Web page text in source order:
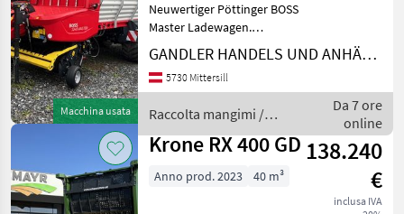
Macchina usata
Neuwertiger Pöttinger BOSS
Master Ladewagen.
Ersteinsatz 2025,
hydraulische Knickdeichsel,
Kotflügel, Bereifung 520/50-
Nachlauf Tasträder, Silie
GANDLER HANDELS UND ANHÄNGER GmbH
5730 Mittersill
Raccolta mangimi /
Pöttinger
Da 7 ore
online
Krone RX 400 GD 138.240
€
inclusa IVA
Anno prod. 2023 40 m³